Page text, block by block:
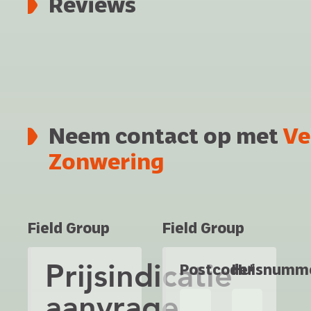
Reviews
Neem contact op met
Zonwering
Field Group
Prijsindicatie
Field Group
Postcode*